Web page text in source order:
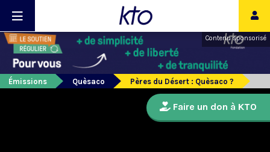
Contenu sponsorisé
Émissions Quèsaco Pères du Désert : Quèsaco ?
Faire un don à KTO